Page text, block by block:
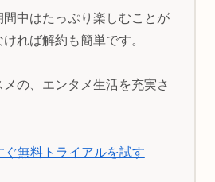
中はたっぷり楽しむことが
れば解約も簡単です。
の、エンタメ生活を充実さ
無料トライアルを試す